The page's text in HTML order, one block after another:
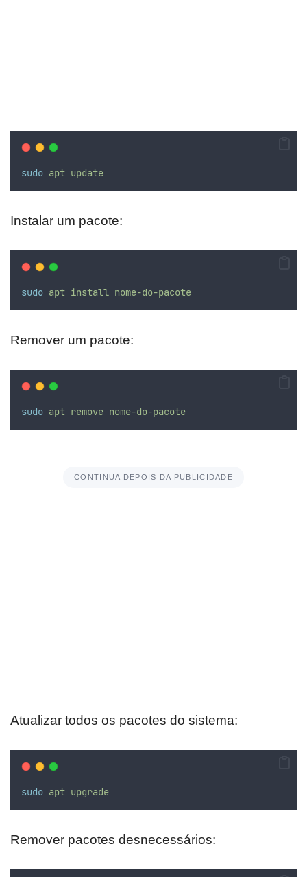
sudo apt update
Instalar um pacote:
sudo apt install nome-do-pacote
Remover um pacote:
sudo apt remove nome-do-pacote
CONTINUA DEPOIS DA PUBLICIDADE
Atualizar todos os pacotes do sistema:
sudo apt upgrade
Remover pacotes desnecessários: